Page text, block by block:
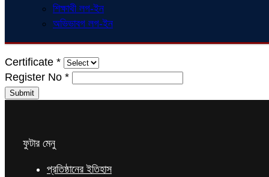
শিক্ষাথী লগ-ইন
অভিভাবগ লগ-ইন
Certificate *
Register No *
Submit
ফুটার মেনু
প্রতিষ্ঠানের ইতিহাস